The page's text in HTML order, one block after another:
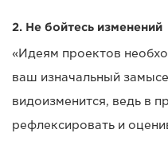
2. Не бойтесь изменений
«Идеям проектов
ваш изначальный
видоизменится, ведь в
рефлексировать и